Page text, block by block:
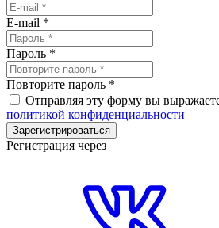
E-mail *
Пароль *
Повторите пароль *
Отправляя эту форму вы
политикой конфиденциальности
Зарегистрироваться
Регистрация через